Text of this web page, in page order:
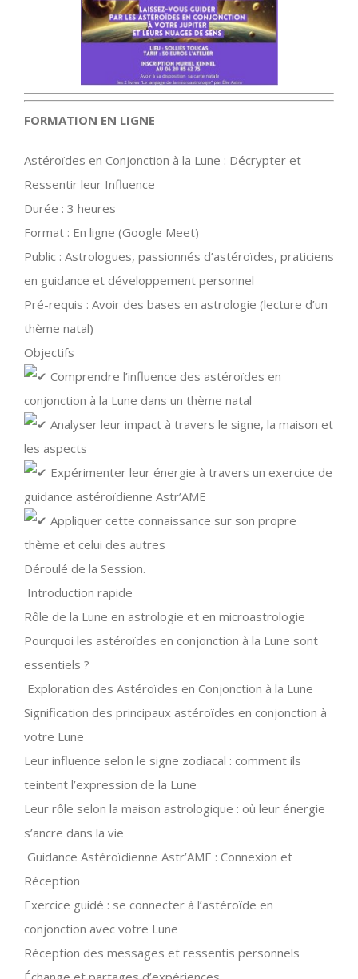
FORMATION EN LIGNE
Astéroïdes en Conjonction à la Lune : Décrypter et
Ressentir leur Influence
Durée : 3 heures
Format : En ligne (Google Meet)
Public : Astrologues, passionnés d’astéroïdes, praticiens
en guidance et développement personnel
Pré-requis : Avoir des bases en astrologie (lecture d’un
thème natal)
Objectifs
Comprendre l’influence des astéroïdes en
conjonction à la Lune dans un thème natal
Analyser leur impact à travers le signe, la maison et
les aspects
Expérimenter leur énergie à travers un exercice de
guidance astéroïdienne Astr’AME
Appliquer cette connaissance sur son propre
thème et celui des autres
Déroulé de la Session.
Introduction rapide
Rôle de la Lune en astrologie et en microastrologie
Pourquoi les astéroïdes en conjonction à la Lune sont
essentiels ?
Exploration des Astéroïdes en Conjonction à la Lune
Signification des principaux astéroïdes en conjonction à
votre Lune
Leur influence selon le signe zodiacal : comment ils
teintent l’expression de la Lune
Leur rôle selon la maison astrologique : où leur énergie
s’ancre dans la vie
Guidance Astéroïdienne Astr’AME : Connexion et
Réception
Exercice guidé : se connecter à l’astéroïde en
conjonction avec votre Lune
Réception des messages et ressentis personnels